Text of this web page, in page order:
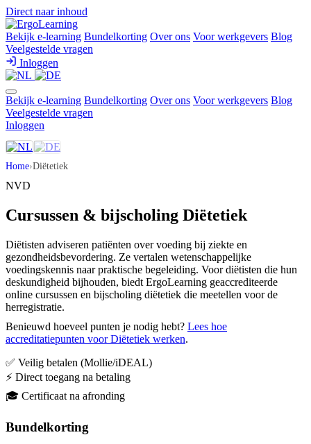
Direct naar inhoud
Bekijk e-learning Bundelkorting Over ons Voor werkgevers Blog
Veelgestelde vragen
Inloggen
Bekijk e-learning Bundelkorting Over ons Voor werkgevers Blog
Veelgestelde vragen
Inloggen
Home›Diëtetiek
NVD
Cursussen & bijscholing Diëtetiek
Diëtisten adviseren patiënten over voeding bij ziekte en
gezondheidsbevordering. Ze vertalen wetenschappelijke
voedingskennis naar praktische begeleiding. Voor diëtisten die hun
deskundigheid bijhouden, biedt ErgoLearning geaccrediteerde
online cursussen en bijscholing diëtetiek die meetellen voor de
herregistratie.
Benieuwd hoeveel punten je nodig hebt? Lees hoe
accreditatiepunten voor Diëtetiek werken.
✅ Veilig betalen (Mollie/iDEAL)
⚡ Direct toegang na betaling
🎓 Certificaat na afronding
Bundelkorting